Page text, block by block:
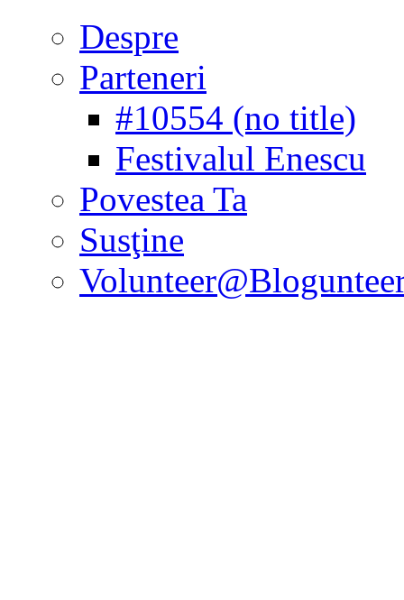
Despre
Parteneri
#10554 (no title)
Festivalul Enescu
Povestea Ta
Susţine